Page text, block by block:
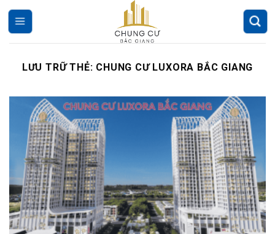
Chuyển
đến
nội
LƯU TRỮ THẺ: CHUNG CƯ LUXORA BẮC GIANG